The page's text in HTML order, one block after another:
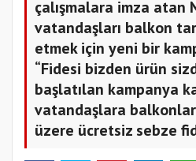
çalışmalara imza atan
vatandaşları balkon
etmek için yeni bir
“Fidesi bizden ürün
başlatılan kampanya
vatandaşlara
üzere ücretsiz sebze